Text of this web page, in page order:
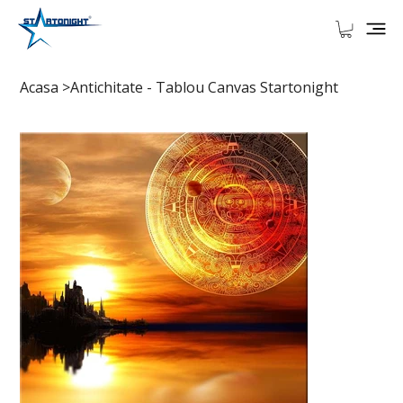
Acasa >Antichitate - Tablou Canvas Startonight